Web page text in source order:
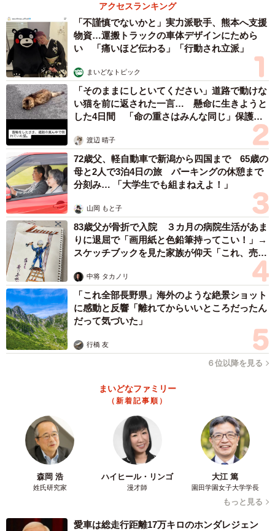
アクセスランキング
「不謹慎でないかと」実力派歌手、熊本へ支援
物資…運搬トラックの車体デザインにためら
い 「痛いほど伝わる」「行動され立派」
まいどなトピック
「そのままにしといてください」道路で動けな
い猫を前に返された一言… 懸命に生きようと
した4日間 「命の重さはみんな同じ」保護団
渡辺 晴子
72歳父、軽自動車で新潟から四国まで 65歳の
母と2人で3泊4日の旅 パーキングの休憩まで
分刻み… 「大学生でも組まねえよ！」
山岡 もと子
83歳父が骨折で入院 ３カ月の病院生活があま
りに退屈で「画用紙と色鉛筆持ってこい！」→
スケッチブックを見た家族が仰天「これ、売れ
中将 タカノリ
「これ全部長野県」海外のような絶景ショット
に感動と反響「離れてからいいところだったん
だって気づいた」
行橋 友
６位以降を見る
まいどなファミリー
（新着記事順）
森岡 浩
姓氏研究家
ハイヒール・リンゴ
漫才師
大江 篤
園田学園女子大学学長
もっと見る
愛車は総走行距離17万キロのホンダレジェン